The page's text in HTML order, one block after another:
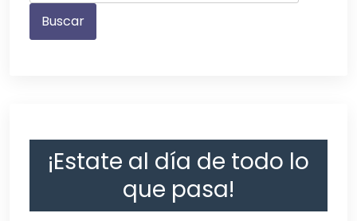
¡Estate al día de todo lo
que pasa!